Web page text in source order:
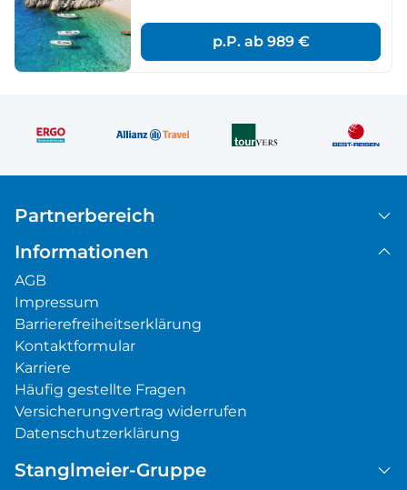
p.P. ab 989 €
Partnerbereich
Informationen
AGB
Impressum
Barrierefreiheitserklärung
Kontaktformular
Karriere
Häufig gestellte Fragen
Versicherungvertrag widerrufen
Datenschutzerklärung
Stanglmeier-Gruppe